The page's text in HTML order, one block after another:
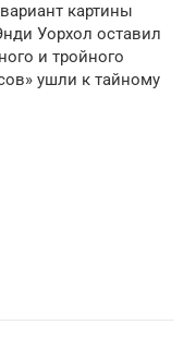
картины
Уорхол оставил
и тройного
ушли к тайному